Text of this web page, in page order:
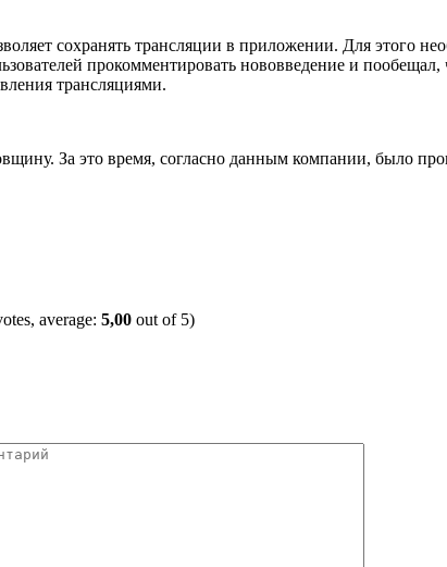
сохранять трансляции в приложении. Для этого
прокомментировать нововведение и
трансляциями.
За это время, согласно данным компании, было
average: 5,00 out of 5)